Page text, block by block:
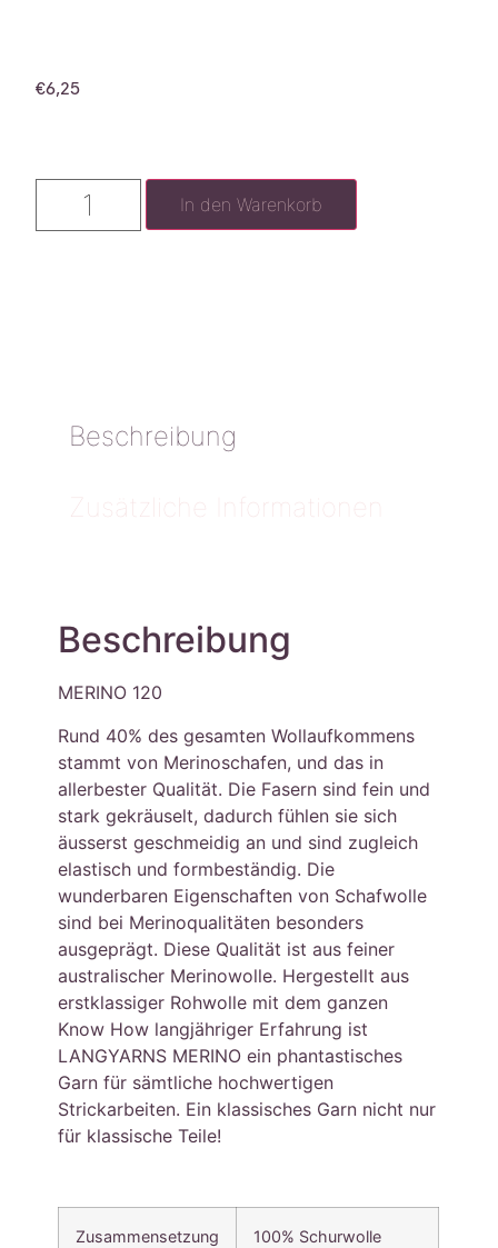
€6,25
In den Warenkorb
Beschreibung
Zusätzliche Informationen
Beschreibung
MERINO 120
Rund 40% des gesamten Wollaufkommens
stammt von Merinoschafen, und das in
allerbester Qualität. Die Fasern sind fein und
stark gekräuselt, dadurch fühlen sie sich
äusserst geschmeidig an und sind zugleich
elastisch und formbeständig. Die
wunderbaren Eigenschaften von Schafwolle
sind bei Merinoqualitäten besonders
ausgeprägt. Diese Qualität ist aus feiner
australischer Merinowolle. Hergestellt aus
erstklassiger Rohwolle mit dem ganzen
Know How langjähriger Erfahrung ist
LANGYARNS MERINO ein phantastisches
Garn für sämtliche hochwertigen
Strickarbeiten. Ein klassisches Garn nicht nur
für klassische Teile!
Zusammensetzung
100% Schurwolle